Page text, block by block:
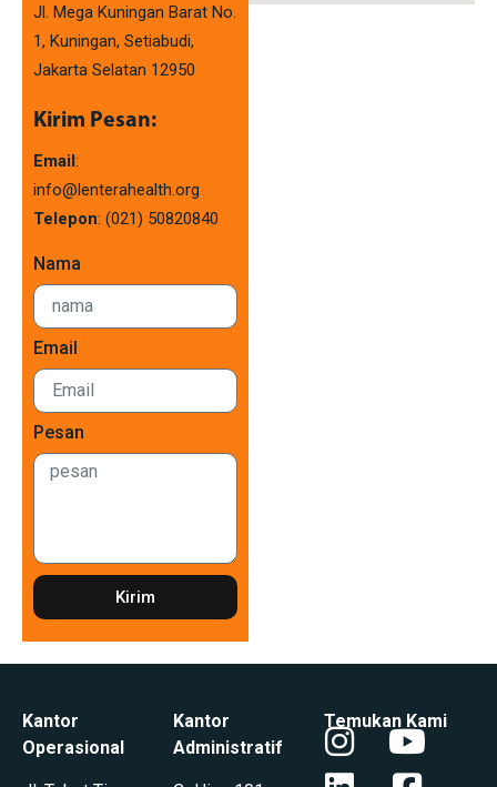
Jl. Mega Kuningan Barat No.
1, Kuningan, Setiabudi,
Jakarta Selatan 12950
Kirim Pesan:
Email:
info@lenterahealth.org
Telepon: (021) 50820840
Nama
Email
Pesan
Kirim
Kantor
Operasional
Kantor
Administratif
Temukan Kami